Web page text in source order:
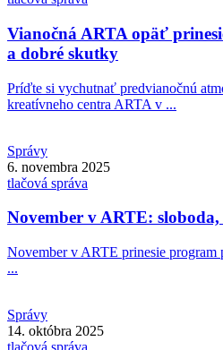
Vianočná ARTA opäť
a dobré skutky
Príďte si vychutnať predvianočnú
kreatívneho centra ARTA v ...
Správy
6. novembra 2025
tlačová správa
November v ARTE:
November v ARTE prinesie program
...
Správy
14. októbra 2025
tlačová správa